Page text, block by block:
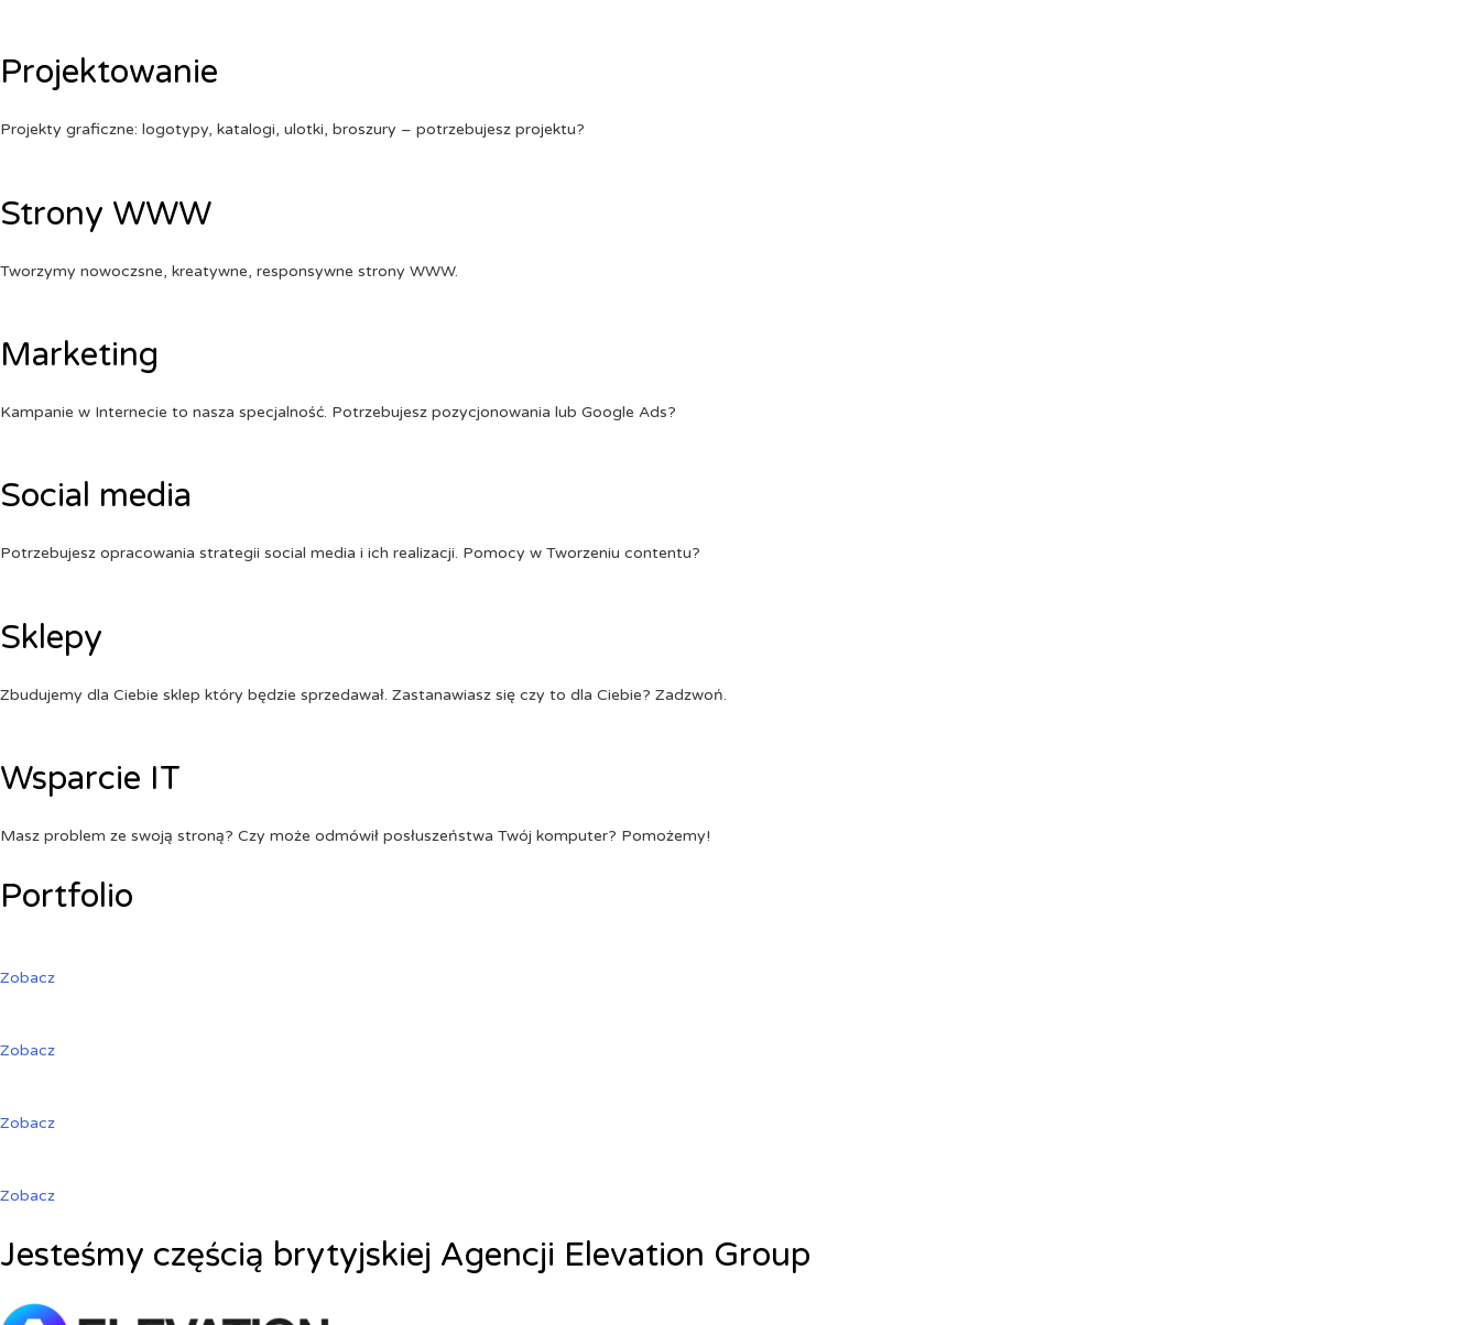
Projektowanie
Projekty graficzne: logotypy, katalogi, ulotki, broszury – potrzebujesz projektu?
Strony WWW
Tworzymy nowoczsne, kreatywne, responsywne strony WWW.
Marketing
Kampanie w Internecie to nasza specjalność. Potrzebujesz pozycjonowania lub Google Ads?
Social media
Potrzebujesz opracowania strategii social media i ich realizacji. Pomocy w Tworzeniu contentu?
Sklepy
Zbudujemy dla Ciebie sklep który będzie sprzedawał. Zastanawiasz się czy to dla Ciebie? Zadzwoń.
Wsparcie IT
Masz problem ze swoją stroną? Czy może odmówił posłuszeństwa Twój komputer? Pomożemy!
Portfolio
Zobacz
Zobacz
Zobacz
Zobacz
Jesteśmy częścią brytyjskiej Agencji Elevation Group